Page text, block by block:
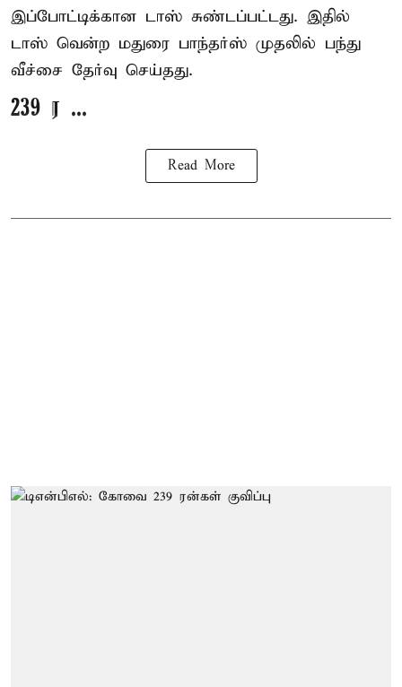
இப்போட்டிக்கான டாஸ் சுண்டப்பட்டது. இதில்
டாஸ் வென்ற மதுரை பாந்தர்ஸ் முதலில் பந்து
வீச்சை தேர்வு செய்தது.
239 ர ...
Read More